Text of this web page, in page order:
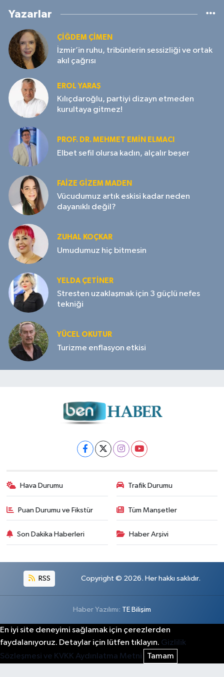
Yazarlar
ÇIĞDEM ÇIMEN
İzmir’in ruhu, tribünlerin sessizliği ve ortak
akıl çağrısı
EROL YARAŞ
Kılıçdaroğlu, partiyi dizayn etmeden
kurultaya gitmez!
PROF. DR. MEHMET EMIN ELMACI
Elbet sefil olursa kadın, alçalır beşer
FAIZE GIZEM MADEN
Vücudumuz artık eskisi kadar neden
dayanıklı değil?
ZUHAL KOÇKAR
Umudumuz hiç bitmesin
YELDA ÇETİNER
Stresten uzaklaşmak için 3 güçlü nefes
tekniği
YÜCEL OKUTUR
Turizme enflasyon etkisi
Hava Durumu Trafik Durumu
Puan Durumu ve Fikstür Tüm Manşetler
Son Dakika Haberleri Haber Arşivi
RSS Copyright © 2026. Her hakkı saklıdır.
Haber Yazılımı: TE Bilişim
En iyi site deneyimi sağlamak için çerezlerden
faydalanıyoruz. Detaylar için lütfen tıklayın. Gizlilik
Sözleşmesi ve KVKK Aydınlatma Metni
Tamam